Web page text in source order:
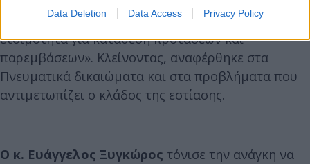
Data Deletion Data Access Privacy Policy
τις ανάγκες των επιχειρήσεων και να είμαστε σε
ετοιμότητα για κατάθεση προτάσεων και
παρεμβάσεων». Κλείνοντας, αναφέρθηκε στα
Πνευματικά δικαιώματα και στα προβλήματα που
αντιμετωπίζει ο κλάδος της εστίασης.
Ο κ. Ευάγγελος Ξυγκώρος τόνισε την ανάγκη να